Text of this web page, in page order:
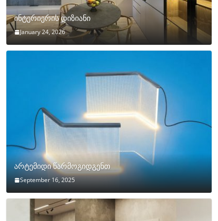
ინტერიერის დიზიანი
January 24, 2026
არტემიდი წარმოგიდგენთ
September 16, 2025